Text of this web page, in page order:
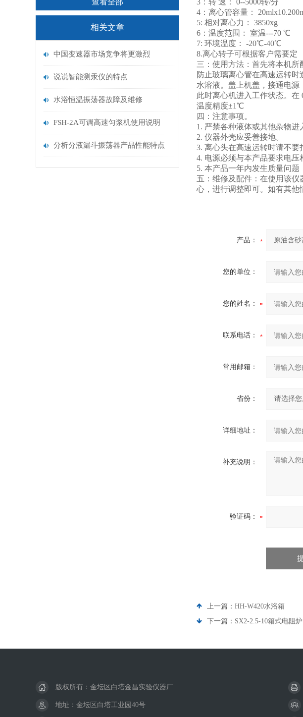
查看全部
相关文章
中国变速器市场竞争将更激烈
说说智能测汞仪的特点
水浴恒温振荡器故障及维修
FSH-2A可调高速匀浆机使用说明
分析分液漏斗振荡器产品性能特点
3：转 速： 0--5000转/分
4：离心管容量：
5: 相对离心力： 3850xg
6：温度范围： 室温---70 ℃
7: 环境温度： -20℃-40℃
8.离心转子可根据客户需要定
三：使用方法：首先将本机
防止玻璃离心管在高速运转
水溶液。盖上机盖，接通电
此时离心机进入工作状态。
温度精度±1℃
四：注意事项。
1. 严禁各种液体或其他杂物
2. 仪器外壳应妥善接地。
3. 离心头在高速运转时请不要
4. 电源必须与本产品要求电压
5. 本产品一年内发生质量问题
五：维修及配件：在使用该
心，进行调整即可。如有其他
产品：
您的单位：
您的姓名：
联系电话：
常用邮箱：
省份：
详细地址：
补充说明：
验证码：
上一篇： HH-W420水浴箱
下一篇： SX2-2.5-10箱式电阻炉
版权所有：金坛区白塔金昌实验仪器厂
地址：金坛区白塔工业园40号